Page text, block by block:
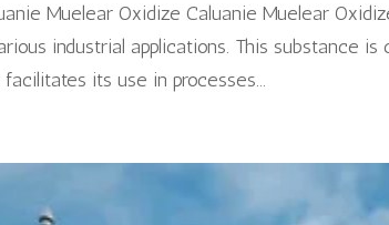
Muelear Oxidize Caluanie Muelear
industrial applications. This substance
its use in processes...